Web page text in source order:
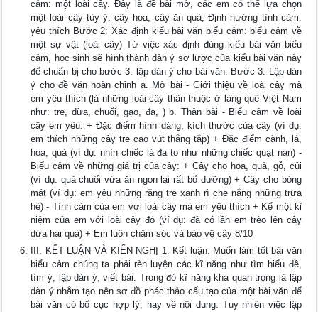
cảm: một loài cây. Đây là đề bài mở, các em có thể lựa chọn
một loài cây tùy ý: cây hoa, cây ăn quả, Định hướng tình cảm:
yêu thích Bước 2: Xác định kiểu bài văn biểu cảm: biểu cảm về
một sự vật (loài cây) Từ việc xác định đúng kiểu bài văn biểu
cảm, học sinh sẽ hình thành dàn ý sơ lược của kiểu bài văn này
để chuẩn bị cho bước 3: lập dàn ý cho bài văn. Bước 3: Lập dàn
ý cho đề văn hoàn chỉnh a. Mở bài - Giới thiệu về loài cây mà
em yêu thích (là những loài cây thân thuộc ở làng quê Việt Nam
như: tre, dừa, chuối, gạo, đa, ) b. Thân bài - Biểu cảm về loài
cây em yêu: + Đặc điểm hình dáng, kích thước của cây (ví dụ:
em thích những cây tre cao vút thẳng tắp) + Đặc điểm cành, lá,
hoa, quả (ví dụ: nhìn chiếc lá đa to như những chiếc quạt nan) -
Biểu cảm về những giá trị của cây: + Cây cho hoa, quả, gỗ, củi
(ví dụ: quả chuối vừa ăn ngon lại rất bổ dưỡng) + Cây cho bóng
mát (ví dụ: em yêu những rặng tre xanh rì che nắng những trưa
hè) - Tình cảm của em với loài cây mà em yêu thích + Kể một kỉ
niệm của em với loài cây đó (ví dụ: đã có lần em trèo lên cây
dừa hái quả) + Em luôn chăm sóc và bảo vệ cây 8/10
III. KẾT LUẬN VÀ KIẾN NGHỊ 1. Kết luận: Muốn làm tốt bài văn
biểu cảm chúng ta phải rèn luyện các kĩ năng như tìm hiểu đề,
tìm ý, lập dàn ý, viết bài. Trong đó kĩ năng khá quan trọng là lập
dàn ý nhằm tạo nên sơ đồ phác thảo cấu tạo của một bài văn để
bài văn có bố cục hợp lý, hay về nội dung. Tuy nhiên việc lập